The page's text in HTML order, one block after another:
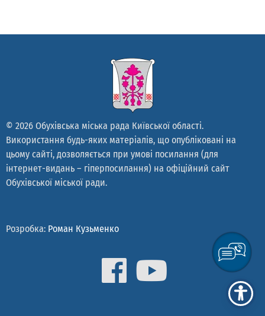
© 2026 Обухівська міська рада Київської області.
Використання будь-яких матеріалів, що опубліковані на
цьому сайті, дозволяється при умові посилання (для
інтернет-видань – гіперпосилання) на офіційний сайт
Обухівської міської ради.
Розробка: Роман Кузьменко